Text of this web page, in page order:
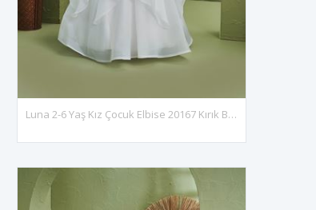
Luna 2-6 Yaş Kız Çocuk Elbise 20167 Kırık Beyaz